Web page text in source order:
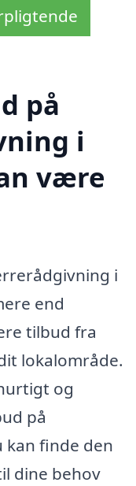
på
i
være
i
end
tilbud fra
lokalområde.
og
på
kan finde den
dine behov